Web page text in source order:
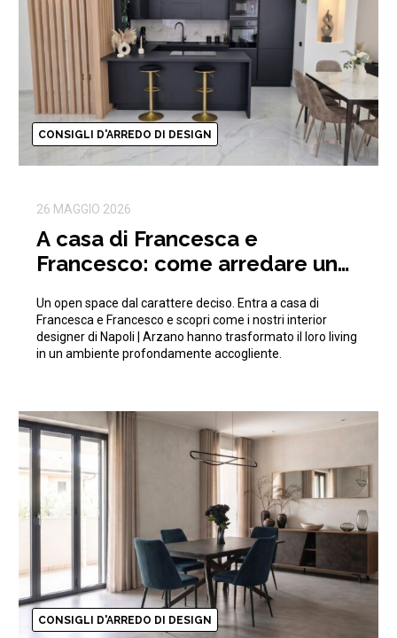
CONSIGLI D'ARREDO DI DESIGN
26 MAGGIO 2026
A casa di Francesca e
Francesco: come arredare un
tendenza
Un open space dal carattere deciso. Entra a casa di
Francesca e Francesco e scopri come i nostri interior
designer di Napoli | Arzano hanno trasformato il loro living
in un ambiente profondamente accogliente.
CONSIGLI D'ARREDO DI DESIGN